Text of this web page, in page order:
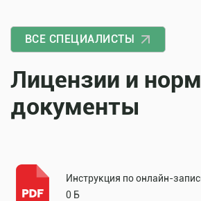
ВСЕ СПЕЦИАЛИСТЫ
Лицензии и
документы
Инструкция по онлайн-
0 Б